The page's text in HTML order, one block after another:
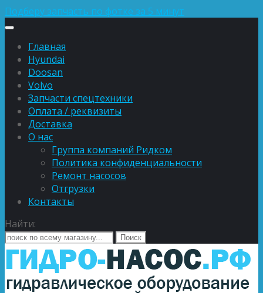
Подберу запчасть по фотке за 5 минут
Главная
Hyundai
Doosan
Volvo
Запчасти спецтехники
Оплата / реквизиты
Доставка
О нас
Группа компаний Ридком
Политика конфиденциальности
Ремонт насосов
Отгрузки
Контакты
Найти: